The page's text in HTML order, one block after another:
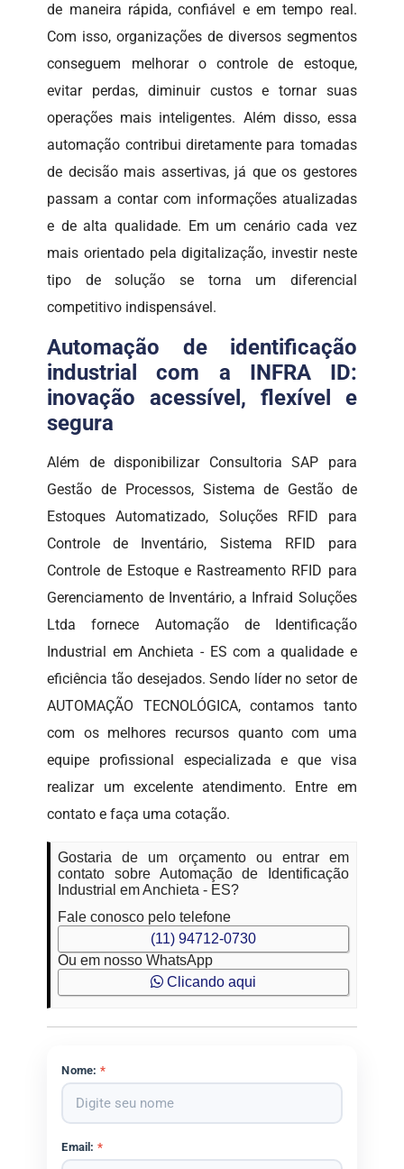
de maneira rápida, confiável e em tempo real.
Com isso, organizações de diversos segmentos
conseguem melhorar o controle de estoque,
evitar perdas, diminuir custos e tornar suas
operações mais inteligentes. Além disso, essa
automação contribui diretamente para tomadas
de decisão mais assertivas, já que os gestores
passam a contar com informações atualizadas
e de alta qualidade. Em um cenário cada vez
mais orientado pela digitalização, investir neste
tipo de solução se torna um diferencial
competitivo indispensável.
Automação de identificação
industrial com a INFRA ID:
inovação acessível, flexível e
segura
Além de disponibilizar Consultoria SAP para
Gestão de Processos, Sistema de Gestão de
Estoques Automatizado, Soluções RFID para
Controle de Inventário, Sistema RFID para
Controle de Estoque e Rastreamento RFID para
Gerenciamento de Inventário, a Infraid Soluções
Ltda fornece Automação de Identificação
Industrial em Anchieta - ES com a qualidade e
eficiência tão desejados. Sendo líder no setor de
AUTOMAÇÃO TECNOLÓGICA, contamos tanto
com os melhores recursos quanto com uma
equipe profissional especializada e que visa
realizar um excelente atendimento. Entre em
contato e faça uma cotação.
Gostaria de um orçamento ou entrar em
contato sobre Automação de Identificação
Industrial em Anchieta - ES?
Fale conosco pelo telefone
(11) 94712-0730
Ou em nosso WhatsApp
Clicando aqui
Nome: *
Email: *